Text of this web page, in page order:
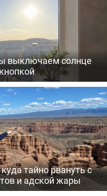
выключаем солнце
тайно рвануть с
и адской жары